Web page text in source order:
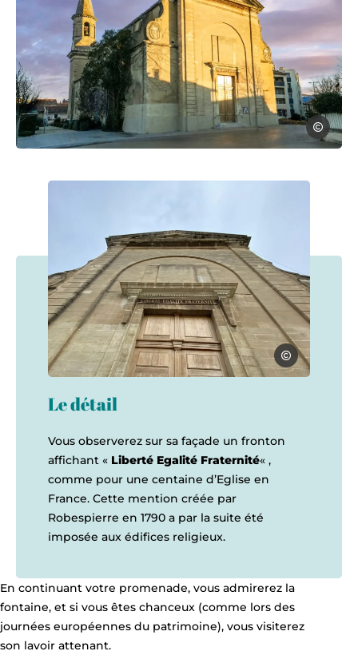
eglise saint andre morieres les avignon, © Armand Ancel
Armand
Office du
Le détail
Vous observerez sur sa façade un fronton
affichant « Liberté Egalité Fraternité« ,
comme pour une centaine d’Eglise en
France. Cette mention créée par
Robespierre en 1790 a par la suite été
imposée aux édifices religieux.
En continuant votre promenade, vous admirerez la
fontaine, et si vous êtes chanceux (comme lors des
journées européennes du patrimoine), vous visiterez
son lavoir attenant.